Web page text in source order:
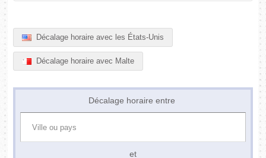
Décalage horaire avec les États-Unis
Décalage horaire avec Malte
Décalage horaire entre
et